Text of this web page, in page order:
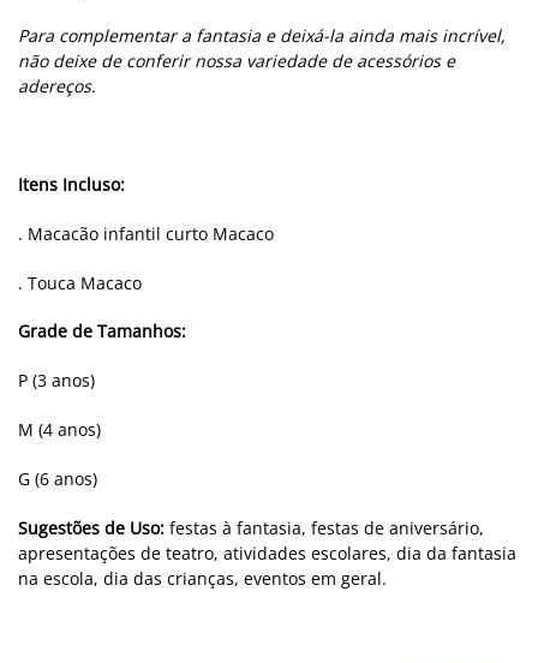
Para complementar a fantasia e deixá-la ainda mais incrível,
não deixe de conferir nossa variedade de acessórios e
adereços.
Itens Incluso:
. Macacão infantil curto Macaco
. Touca Macaco
Grade de Tamanhos:
P (3 anos)
M (4 anos)
G (6 anos)
Sugestões de Uso: festas à fantasia, festas de aniversário,
apresentações de teatro, atividades escolares, dia da fantasia
na escola, dia das crianças, eventos em geral.